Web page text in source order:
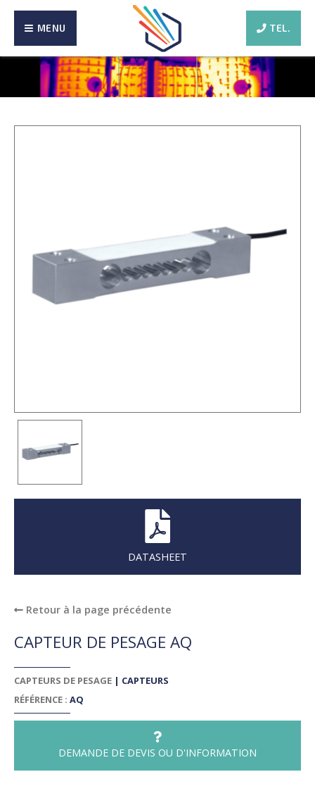
TEL.
MENU
DATASHEET
Retour à la page précédente
CAPTEUR DE PESAGE AQ
CAPTEURS DE PESAGE | CAPTEURS
RÉFÉRENCE : AQ
DEMANDE DE DEVIS OU D'INFORMATION